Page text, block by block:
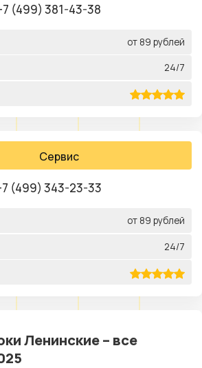
(499) 381-43-38
от 89 рублей
24/7
Сервис
(499) 343-23-33
от 89 рублей
24/7
Ленинские – все